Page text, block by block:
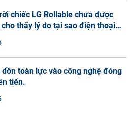
chiếc LG Rollable chưa được
thấy lý do tại sao điện thoại
toàn lực vào công nghệ đóng
tiến.